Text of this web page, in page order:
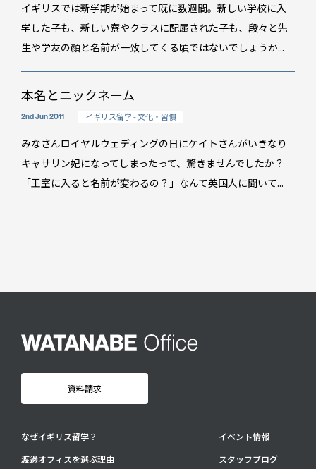
スタッフブログ
GTT通信
WO channel
採用情報
WO OB・OG会
お問い合わせ： (平日9:30-17:30)
Please contact
for English information.
イギリスでは新学期が始まって既に数週間。新しい学校に入
学した子も、新しい寮やクラスに配属された子も、段々と先
生や学友の顔と名前が一致してくる頃ではないでしょうか...
本名とニックネーム
2nd Jun 2011 イギリス留学 - 文化・習慣
みなさんロイヤルウェディングの日にケイトさんがいきなり
キャサリン妃になってしまったって、驚きませんでしたか？
「王室に入ると名前が変わるの？」なんて英国人に聞いて...
資料請求
なぜイギリス留学？
渡邊オフィスを選ぶ理由
イベント情報
スタッフブログ